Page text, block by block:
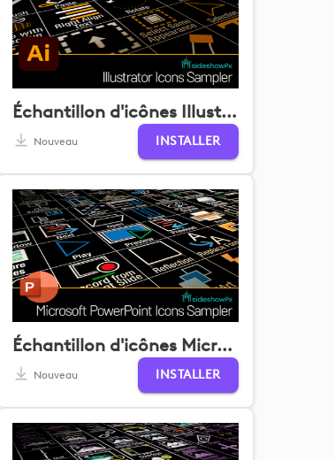
Échantillon d'icônes Illustrator
Nouveau INSTALLER
Échantillon d'icônes Microsoft PowerPoint
Nouveau INSTALLER